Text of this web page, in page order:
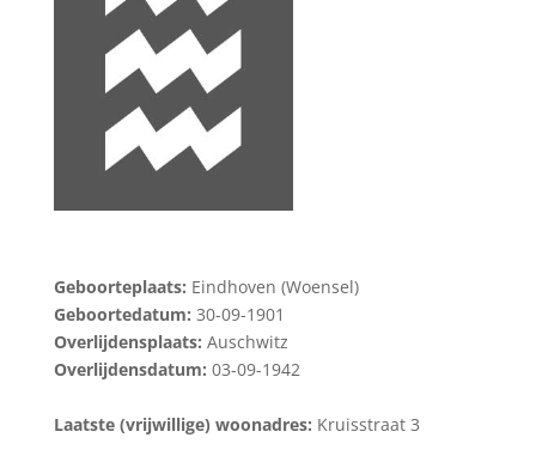
Geboorteplaats: Eindhoven (Woensel)
Geboortedatum: 30-09-1901
Overlijdensplaats: Auschwitz
Overlijdensdatum: 03-09-1942
Laatste (vrijwillige) woonadres: Kruisstraat 3